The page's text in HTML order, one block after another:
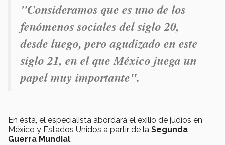
"Consideramos que es uno de los
fenómenos sociales del siglo 20,
desde luego, pero agudizado en este
siglo 21, en el que México juega un
papel muy importante".
En ésta, el especialista abordará el exilio de judíos en
México y Estados Unidos a partir de la Segunda
Guerra Mundial.